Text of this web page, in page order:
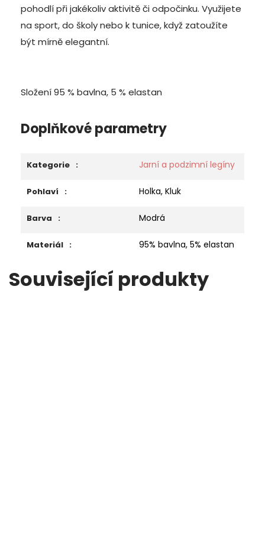
pohodlí při jakékoliv aktivitě či odpočinku. Využijete
na sport, do školy nebo k tunice, když zatoužíte
být mírně elegantní.
Složení 95 % bavlna, 5 % elastan
Doplňkové parametry
Kategorie : Jarní a podzimní legíny
Pohlaví : Holka, Kluk
Barva : Modrá
Materiál : 95% bavlna, 5% elastan
Související produkty